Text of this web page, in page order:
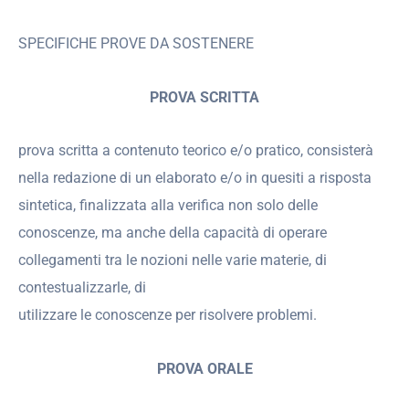
SPECIFICHE PROVE DA SOSTENERE
PROVA SCRITTA
prova scritta a contenuto teorico e/o pratico, consisterà
nella redazione di un elaborato e/o in quesiti a risposta
sintetica, finalizzata alla verifica non solo delle
conoscenze, ma anche della capacità di operare
collegamenti tra le nozioni nelle varie materie, di
contestualizzarle, di
utilizzare le conoscenze per risolvere problemi.
PROVA ORALE